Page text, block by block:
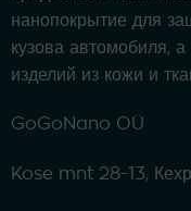
нанопокрытие для
кузова автомобиля,
изделий из кожи и
GoGoNano OÜ
Kose mnt 28-13,